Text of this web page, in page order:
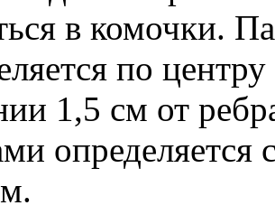
в комочки.
по
1,5 см от